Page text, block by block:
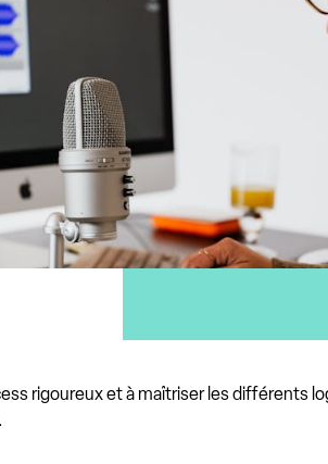
rigoureux et à maîtriser les différents